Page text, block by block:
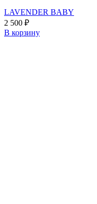
LAVENDER BABY
2 500 ₽
В корзину